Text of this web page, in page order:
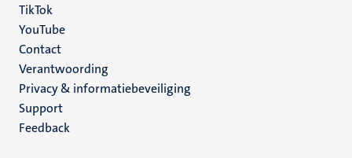
TikTok
YouTube
Menu
footer
(NL)
Contact
Verantwoording
Privacy & informatiebeveiliging
Support
Feedback